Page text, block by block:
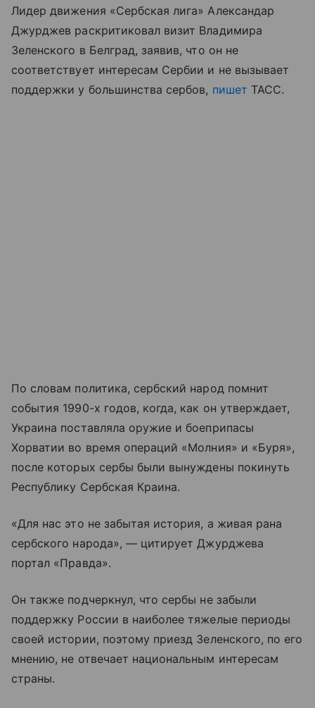
Лидер движения «Сербская лига» Александар
Джурджев раскритиковал визит Владимира
Зеленского в Белград, заявив, что он не
соответствует интересам Сербии и не вызывает
поддержки у большинства сербов, пишет ТАСС.
По словам политика, сербский народ помнит
события 1990-х годов, когда, как он утверждает,
Украина поставляла оружие и боеприпасы
Хорватии во время операций «Молния» и «Буря»,
после которых сербы были вынуждены покинуть
Республику Сербская Краина.
«Для нас это не забытая история, а живая рана
сербского народа», — цитирует Джурджева
портал «Правда».
Он также подчеркнул, что сербы не забыли
поддержку России в наиболее тяжелые периоды
своей истории, поэтому приезд Зеленского, по его
мнению, не отвечает национальным интересам
страны.